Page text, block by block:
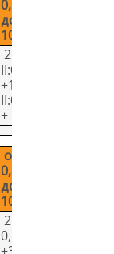
0,1 мВ
до
1000 В
27-
II:0,1%
+128-
II:0,05%
+ 1
от
0,1 мВ
до
1000 В
27-II:
0,5%